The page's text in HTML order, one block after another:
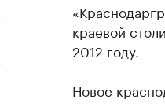
краевой
2012 году.
Новое